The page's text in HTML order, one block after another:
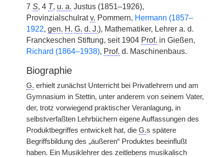
7 S, 4 T, u. a. Justus (1851–1926),
Provinzialschulratv. Pommern, Hermann (1857–
1922, gen. H. G. d. J.), Mathematiker, Lehrer a. d.
Franckeschen Stiftung, seit 1904 Prof. in Gießen,
Richard (1864–1938), Prof. d. Maschinenbaus.
Biographie
G. erhielt zunächst Unterricht bei Privatlehrern und am
Gymnasium in Stettin, unter anderem von seinem Vater,
der, trotz vorwiegend praktischer Veranlagung, in
selbstverfaßten Lehrbüchern eigene Auffassungen des
Produktbegriffes entwickelt hat, die G.s spätere
Begriffsbildung des „äußeren“ Produktes beeinflußt
haben. Ein Musiklehrer des zeitlebens musikalisch